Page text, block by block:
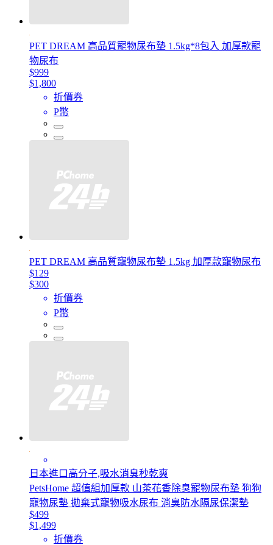
PET DREAM 高品質寵物尿布墊 1.5kg*8包入 加厚款寵
物尿布
$999
$1,800
折價券
P幣
PET DREAM 高品質寵物尿布墊 1.5kg 加厚款寵物尿布
$129
$300
折價券
P幣
日本進口高分子,吸水消臭秒乾爽
PetsHome 超值組加厚款 山茶花香除臭寵物尿布墊 狗狗
寵物尿墊 拋棄式寵物吸水尿布 消臭防水隔尿保潔墊
$499
$1,499
折價券